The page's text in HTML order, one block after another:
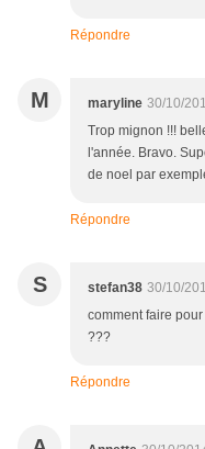
Répondre
M maryline 30/10/
Trop mignon !!!
l'année. Bravo.
de noel par
Répondre
S stefan38 30/10/
comment faire
???
Répondre